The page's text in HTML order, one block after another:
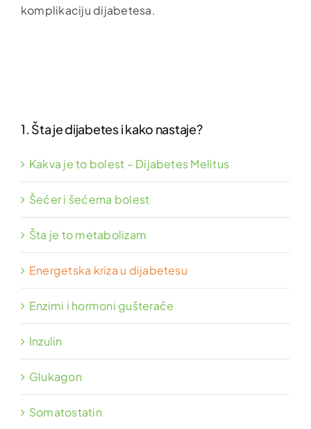
komplikaciju dijabetesa.
1. Šta je dijabetes i kako nastaje?
Kakva je to bolest – Dijabetes Melitus
Šećer i šećerna bolest
Šta je to metabolizam
Energetska kriza u dijabetesu
Enzimi i hormoni gušterače
Inzulin
Glukagon
Somatostatin